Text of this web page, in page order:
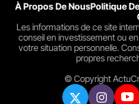
À Propos De NousPolitique
Les informations de ce site
conseil en investissement ou
votre situation personnelle.
propres
© Copyright